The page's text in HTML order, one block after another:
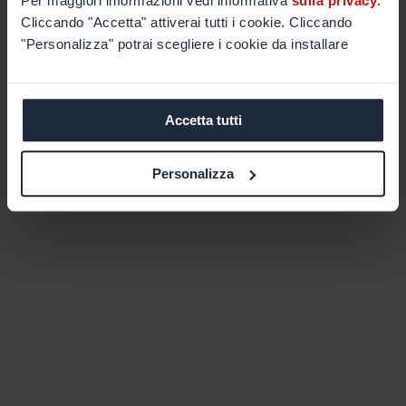
Cliccando "Accetta" attiverai tutti i cookie. Cliccando
"Personalizza" potrai scegliere i cookie da installare
Accetta tutti
Personalizza